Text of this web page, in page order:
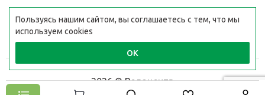
2026 © Велоцентр
Пользуясь нашим сайтом, вы соглашаетесь с тем, что мы
используем cookies
ОК